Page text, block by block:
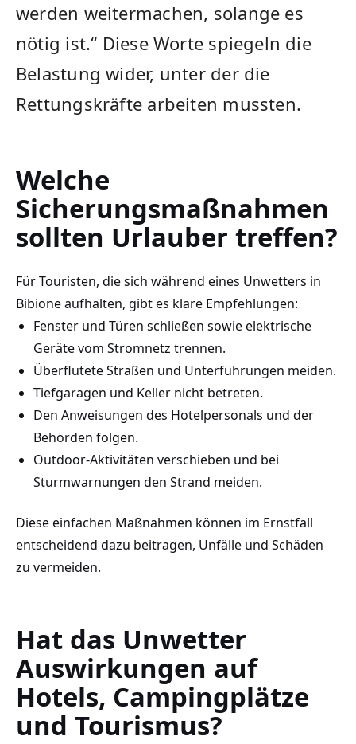
werden weitermachen, solange es
nötig ist.“ Diese Worte spiegeln die
Belastung wider, unter der die
Rettungskräfte arbeiten mussten.
Welche
Sicherungsmaßnahmen
sollten Urlauber treffen?
Für Touristen, die sich während eines Unwetters in
Bibione aufhalten, gibt es klare Empfehlungen:
Fenster und Türen schließen sowie elektrische
Geräte vom Stromnetz trennen.
Überflutete Straßen und Unterführungen meiden.
Tiefgaragen und Keller nicht betreten.
Den Anweisungen des Hotelpersonals und der
Behörden folgen.
Outdoor-Aktivitäten verschieben und bei
Sturmwarnungen den Strand meiden.
Diese einfachen Maßnahmen können im Ernstfall
entscheidend dazu beitragen, Unfälle und Schäden
zu vermeiden.
Hat das Unwetter
Auswirkungen auf
Hotels, Campingplätze
und Tourismus?